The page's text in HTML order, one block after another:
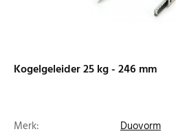
Kogelgeleider 25 kg - 246 mm
Merk:
Duovorm